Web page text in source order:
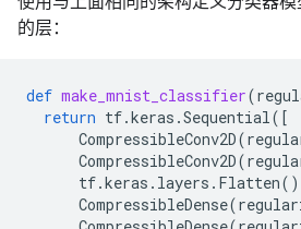
的层：
def make_mnist_classifier(
return tf.keras .Sequential([
CompressibleConv2D(
CompressibleConv2D(
tf.keras . layers . Flatten
CompressibleDense(